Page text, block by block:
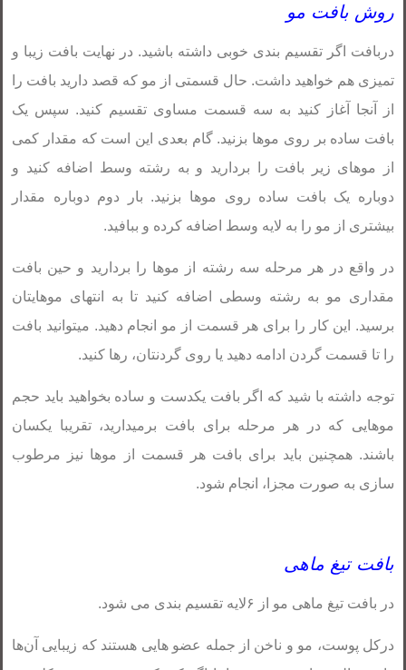
روش بافت مو
دربافت اگر تقسیم بندی خوبی داشته باشید. در نهایت بافت زیبا و
تمیزی هم خواهید داشت. حال قسمتی از مو که قصد دارید بافت را
از آنجا آغاز کنید به سه قسمت مساوی تقسیم کنید. سپس یک
بافت ساده بر روی موها بزنید. گام بعدی این است که مقدار کمی
از موهای زیر بافت را بردارید و به رشته وسط اضافه کنید و
دوباره یک بافت ساده روی موها بزنید. بار دوم دوباره مقدار
بیشتری از مو را به لایه وسط اضافه کرده و ببافید.
در واقع در هر مرحله سه رشته از موها را بردارید و حین بافت
مقداری مو به رشته وسطی اضافه کنید تا به انتهای موهایتان
برسید. این کار را برای هر قسمت از مو انجام دهید. میتوانید بافت
را تا قسمت گردن ادامه دهید یا روی گردنتان، رها کنید.
توجه داشته با شید که اگر بافت یکدست و ساده بخواهید باید حجم
موهایی که در هر مرحله برای بافت برمیدارید، تقریبا یکسان
باشند. همچنین باید برای بافت هر قسمت از موها نیز مرطوب
سازی به صورت مجزا، انجام شود.
بافت تیغ ماهی
در بافت تیغ ماهی مو از ۶لایه تقسیم بندی می شود.
درکل پوست، مو و ناخن از جمله عضو هایی هستند که زیبایی آن‌ها